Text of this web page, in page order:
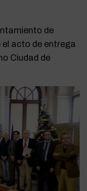
de
el acto de entrega
Ciudad de